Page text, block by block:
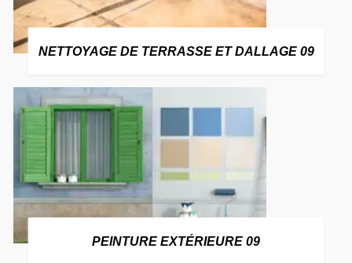
NETTOYAGE DE TERRASSE ET DALLAGE 09
PEINTURE EXTÉRIEURE 09